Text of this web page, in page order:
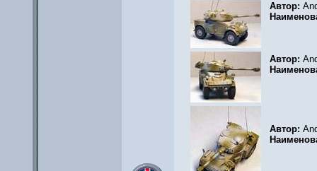
Автор:
Автор:
Автор: